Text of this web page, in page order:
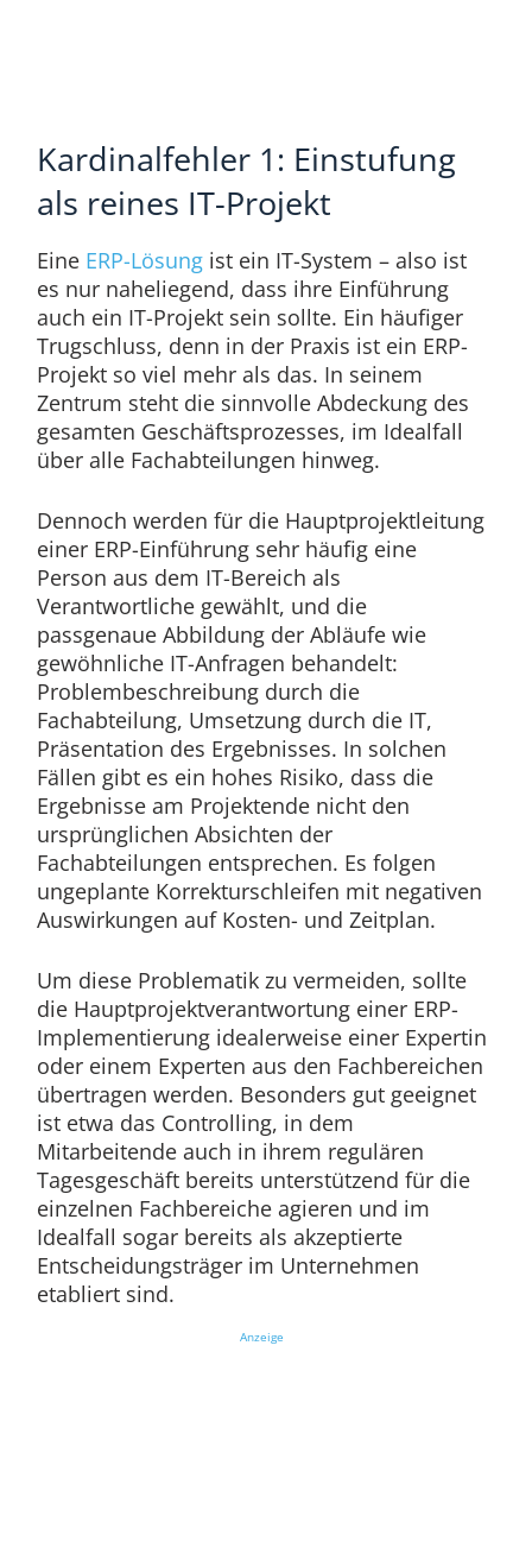
Kardinalfehler 1: Einstufung
als reines IT-Projekt
Eine ERP-Lösungist ein IT-System – also ist
es nur naheliegend, dass ihre Einführung
auch ein IT-Projekt sein sollte. Ein häufiger
Trugschluss, denn in der Praxis ist ein ERP-
Projekt so viel mehr als das. In seinem
Zentrum steht die sinnvolle Abdeckung des
gesamten Geschäftsprozesses, im Idealfall
über alle Fachabteilungen hinweg.
Dennoch werden für die Hauptprojektleitung
einer ERP-Einführung sehr häufig eine
Person aus dem IT-Bereich als
Verantwortliche gewählt, und die
passgenaue Abbildung der Abläufe wie
gewöhnliche IT-Anfragen behandelt:
Problembeschreibung durch die
Fachabteilung, Umsetzung durch die IT,
Präsentation des Ergebnisses. In solchen
Fällen gibt es ein hohes Risiko, dass die
Ergebnisse am Projektende nicht den
ursprünglichen Absichten der
Fachabteilungen entsprechen. Es folgen
ungeplante Korrekturschleifen mit negativen
Auswirkungen auf Kosten- und Zeitplan.
Um diese Problematik zu vermeiden, sollte
die Hauptprojektverantwortung einer ERP-
Implementierung idealerweise einer Expertin
oder einem Experten aus den Fachbereichen
übertragen werden. Besonders gut geeignet
ist etwa das Controlling, in dem
Mitarbeitende auch in ihrem regulären
Tagesgeschäft bereits unterstützend für die
einzelnen Fachbereiche agieren und im
Idealfall sogar bereits als akzeptierte
Entscheidungsträger im Unternehmen
etabliert sind.
Anzeige